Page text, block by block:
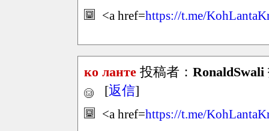
<a href=https://t.me/
ко ланте 投稿者： RonaldSwali
[返信]
<a href=https://t.me/